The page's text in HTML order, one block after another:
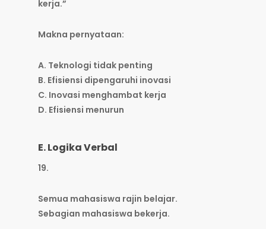
kerja.”
Makna pernyataan:
A. Teknologi tidak penting
B. Efisiensi dipengaruhi inovasi
C. Inovasi menghambat kerja
D. Efisiensi menurun
E. Logika Verbal
19.
Semua mahasiswa rajin belajar.
Sebagian mahasiswa bekerja.